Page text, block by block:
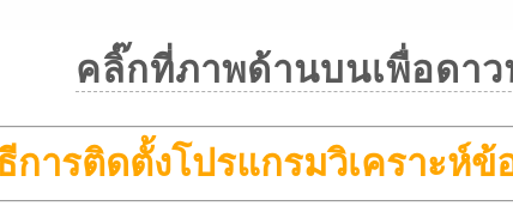
คลิ๊กที่ภาพด้านบนเพื่อดา
การติดตั้งโปรแกรมวิเคราะห์ข้